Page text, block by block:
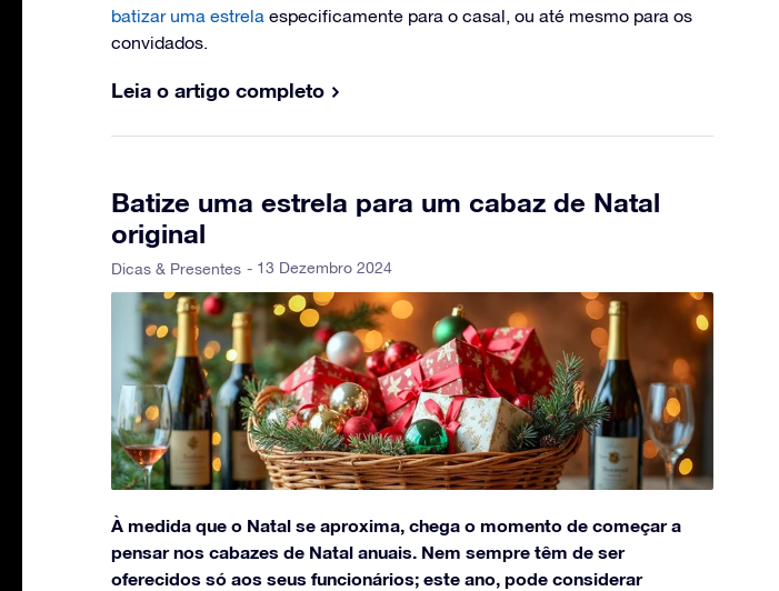
batizar uma estrela especificamente para o casal, ou até mesmo para os
convidados.
Leia o artigo completo
Batize uma estrela para um cabaz de Natal
original
Dicas & Presentes - 13 Dezembro 2024
À medida que o Natal se aproxima, chega o momento de começar a
pensar nos cabazes de Natal anuais. Nem sempre têm de ser
oferecidos só aos seus funcionários; este ano, pode considerar